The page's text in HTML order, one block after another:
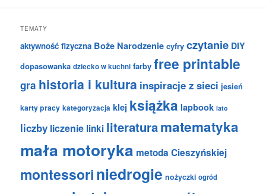
TEMATY
aktywność fizyczna Boże Narodzenie cyfry czytanie DIY
dopasowanka dziecko w kuchni farby free printable
gra historia i kultura inspiracje z sieci jesień
karty pracy kategoryzacja klej książka lapbook lato
liczby liczenie linki literaturamatematyka
mała motoryka metoda Cieszyńskiej
montessoriniedrogie nożyczki ogród